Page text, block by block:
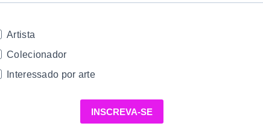
Artista
Colecionador
Interessado por arte
INSCREVA-SE